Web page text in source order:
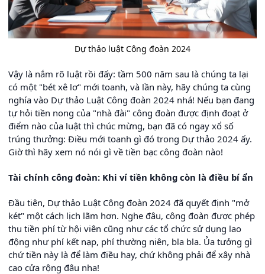
Dự thảo luật Công đoàn 2024
Vậy là nắm rõ luật rồi đấy: tầm 500 năm sau là chúng ta lại
có một "bét xê lơ" mới toanh, và lần này, hãy chúng ta cùng
nghía vào Dự thảo Luật Công đoàn 2024 nhá! Nếu bạn đang
tự hỏi tiền nong của "nhà đài" công đoàn được định đoạt ở
điểm nào của luật thì chúc mừng, bạn đã có ngay xổ số
trúng thưởng: Điều mới toanh gì đó trong Dự thảo 2024 ấy.
Giờ thì hãy xem nó nói gì về tiền bạc công đoàn nào!
Tài chính công đoàn: Khi ví tiền không còn là điều bí ẩn
Đầu tiên, Dự thảo Luật Công đoàn 2024 đã quyết định "mở
két" một cách lịch lãm hơn. Nghe đâu, công đoàn được phép
thu tiền phí từ hội viên cũng như các tổ chức sử dụng lao
động như phí kết nạp, phí thường niên, bla bla. Ủa tưởng gì
chứ tiền này là để làm điều hay, chứ không phải để xây nhà
cao cửa rộng đâu nha!